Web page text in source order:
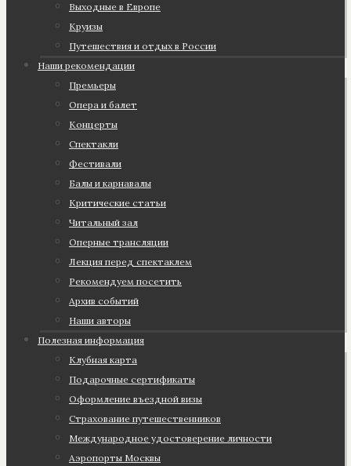
Выходные в Европе
Круизы
Путешествия и отдых в России
Наши рекомендации
Премьеры
Опера и балет
Концерты
Спектакли
Фестивали
Балы и карнавалы
Критические статьи
Читальный зал
Оперные трансляции
Лекция перед спектаклем
Рекомендуем посетить
Архив событий
Наши авторы
Полезная информация
Клубная карта
Подарочные сертификаты
Оформление въездной визы
Страхование путешественников
Международное удостоверение личности
Аэропорты Москвы